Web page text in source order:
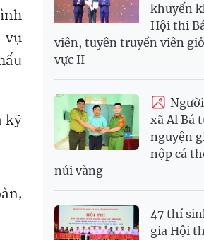
vụ
kỹ
khuyến
Hội thi
viên, tuyên truyền viên
vực II
xã Al Bá
nguyện
nộp cá
núi vàng
47 thí
gia Hội